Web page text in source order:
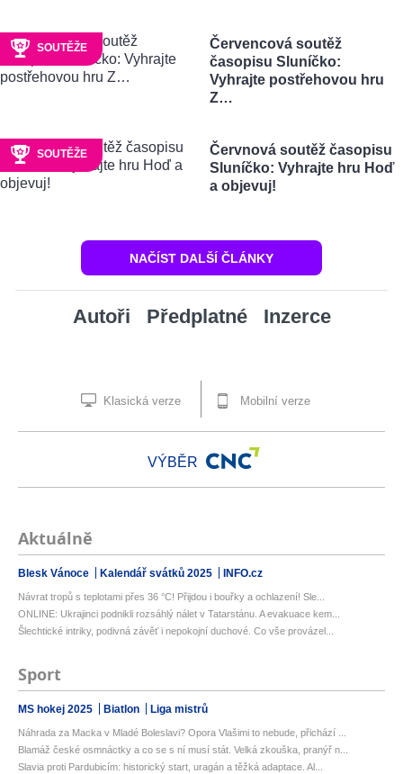
SOUTĚŽE
Červencová soutěž
časopisu Sluníčko:
Vyhrajte postřehovou hru
Z…
SOUTĚŽE
Červnová soutěž časopisu
Sluníčko: Vyhrajte hru Hoď
a objevuj!
NAČÍST DALŠÍ ČLÁNKY
Autoři Předplatné Inzerce
Klasická verze Mobilní verze
VÝBĚR
Aktuálně
Blesk Vánoce Kalendář svátků 2025 INFO.cz
Návrat tropů s teplotami přes 36 °C! Přijdou i bouřky a ochlazení! Sle...
ONLINE: Ukrajinci podnikli rozsáhlý nálet v Tatarstánu. A evakuace kem...
Šlechtické intriky, podivná závěť i nepokojní duchové. Co vše provázel...
Sport
MS hokej 2025 Biatlon Liga mistrů
Náhrada za Macka v Mladé Boleslavi? Opora Vlašimi to nebude, přichází ...
Blamáž české osmnáctky a co se s ní musí stát. Velká zkouška, pranýř n...
Slavia proti Pardubicím: historický start, uragán a těžká adaptace. Al...